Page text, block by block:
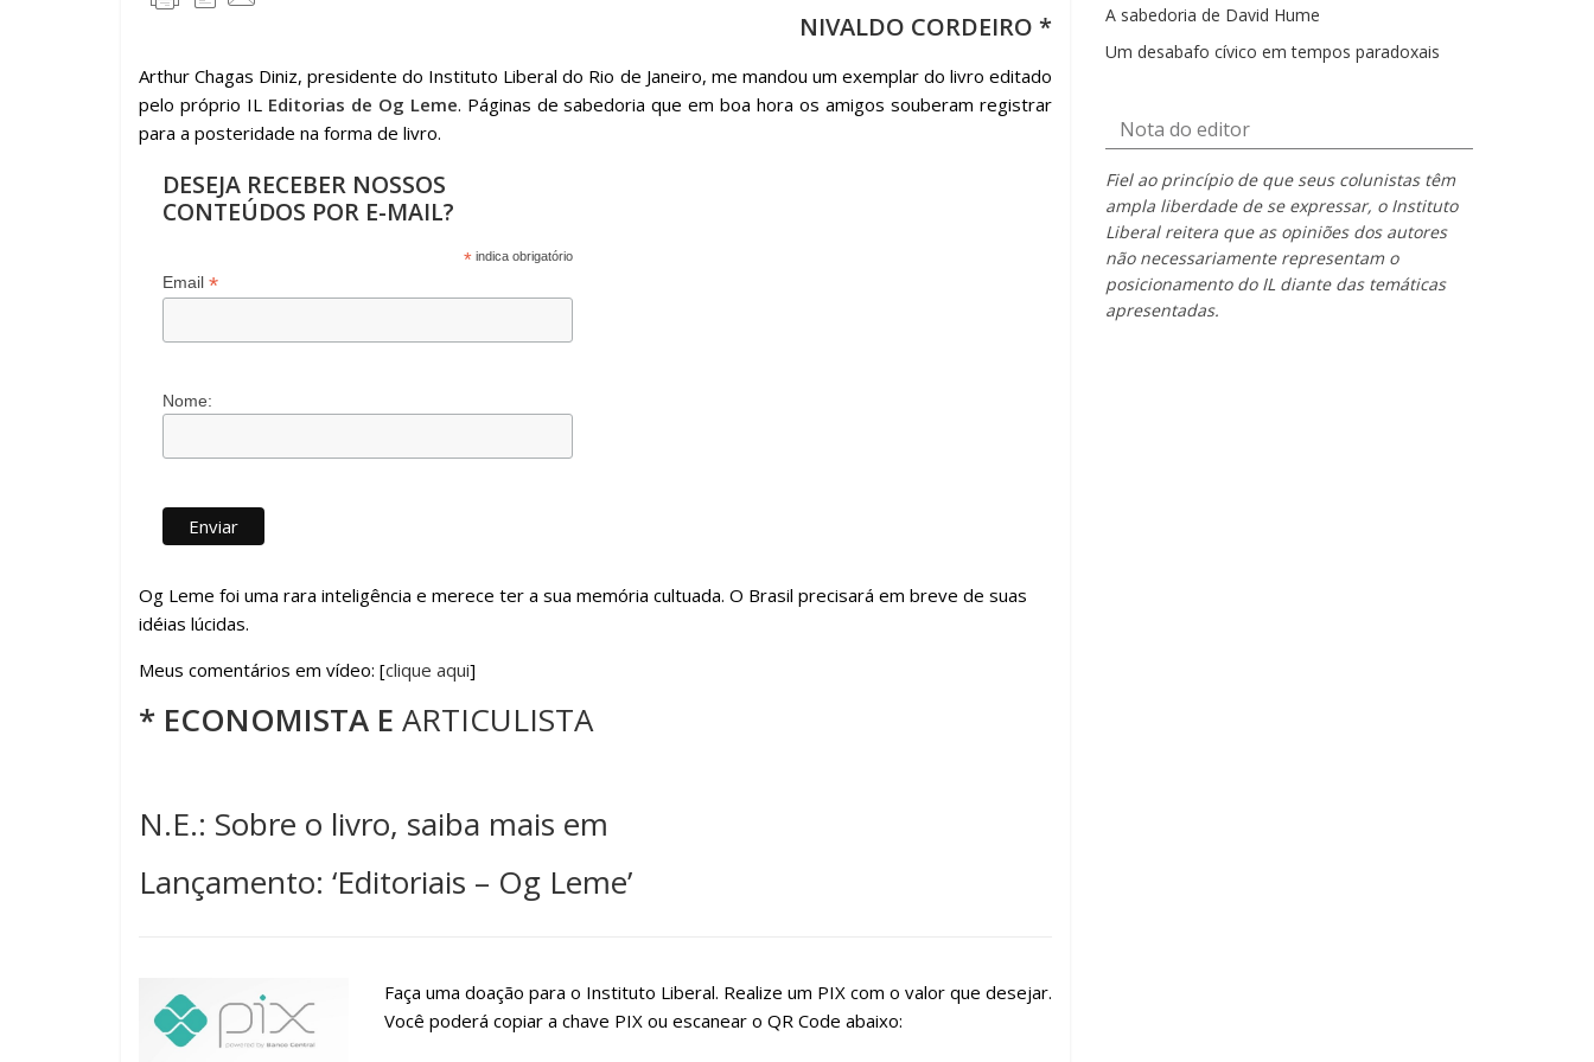
e
o
o
k
itt
A
p
p
a
m
dI
n
ar
til
h
ar
NIVALDO CORDEIRO *
Arthur Chagas Diniz, presidente do Instituto Liberal do Rio de Janeiro, me mandou um exemplar do livro editado
pelo próprio IL Editorias de Og Leme. Páginas de sabedoria que em boa hora os amigos souberam registrar
para a posteridade na forma de livro.
DESEJA RECEBER NOSSOS
CONTEÚDOS POR E-MAIL?
*indica obrigatório
Email *
Nome:
Og Leme foi uma rara inteligência e merece ter a sua memória cultuada. O Brasil precisará em breve de suas
idéias lúcidas.
Meus comentários em vídeo: [clique aqui]
* ECONOMISTA E ARTICULISTA
N.E.: Sobre o livro, saiba mais em
Lançamento: ‘Editoriais – Og Leme’
Faça uma doação para o Instituto Liberal. Realize um PIX com o valor que desejar.
Você poderá copiar a chave PIX ou escanear o QR Code abaixo:
A sabedoria de David Hume
Um desabafo cívico em tempos paradoxais
Nota do editor
Fiel ao princípio de que seus colunistas têm
ampla liberdade de se expressar, o Instituto
Liberal reitera que as opiniões dos autores
não necessariamente representam o
posicionamento do IL diante das temáticas
apresentadas.